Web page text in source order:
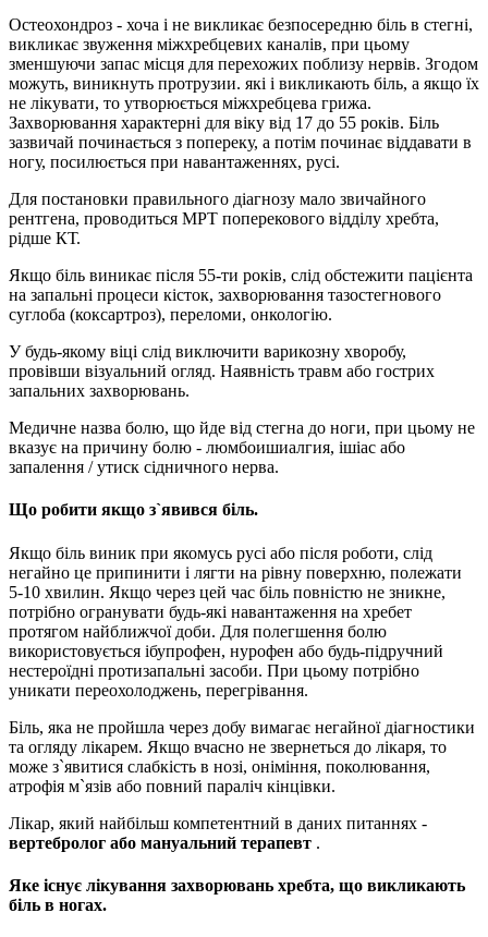
Остеохондроз - хоча і не викликає безпосередню біль в стегні,
викликає звуження міжхребцевих каналів, при цьому
зменшуючи запас місця для перехожих поблизу нервів. Згодом
можуть, виникнуть протрузии. які і викликають біль, а якщо їх
не лікувати, то утворюється міжхребцева грижа.
Захворювання характерні для віку від 17 до 55 років. Біль
зазвичай починається з попереку, а потім починає віддавати в
ногу, посилюється при навантаженнях, русі.
Для постановки правильного діагнозу мало звичайного
рентгена, проводиться МРТ поперекового відділу хребта,
рідше КТ.
Якщо біль виникає після 55-ти років, слід обстежити пацієнта
на запальні процеси кісток, захворювання тазостегнового
суглоба (коксартроз), переломи, онкологію.
У будь-якому віці слід виключити варикозну хворобу,
провівши візуальний огляд. Наявність травм або гострих
запальних захворювань.
Медичне назва болю, що йде від стегна до ноги, при цьому не
вказує на причину болю - люмбоишиалгия, ішіас або
запалення / утиск сідничного нерва.
Що робити якщо з`явився біль.
Якщо біль виник при якомусь русі або після роботи, слід
негайно це припинити і лягти на рівну поверхню, полежати
5-10 хвилин. Якщо через цей час біль повністю не зникне,
потрібно огранувати будь-які навантаження на хребет
протягом найближчої доби. Для полегшення болю
використовується ібупрофен, нурофен або будь-підручний
нестероїдні протизапальні засоби. При цьому потрібно
уникати переохолоджень, перегрівання.
Біль, яка не пройшла через добу вимагає негайної діагностики
та огляду лікарем. Якщо вчасно не звернеться до лікаря, то
може з`явитися слабкість в нозі, оніміння, поколювання,
атрофія м`язів або повний параліч кінцівки.
Лікар, який найбільш компетентний в даних питаннях -
вертебролог або мануальний терапевт .
Яке існує лікування захворювань хребта, що викликають
біль в ногах.